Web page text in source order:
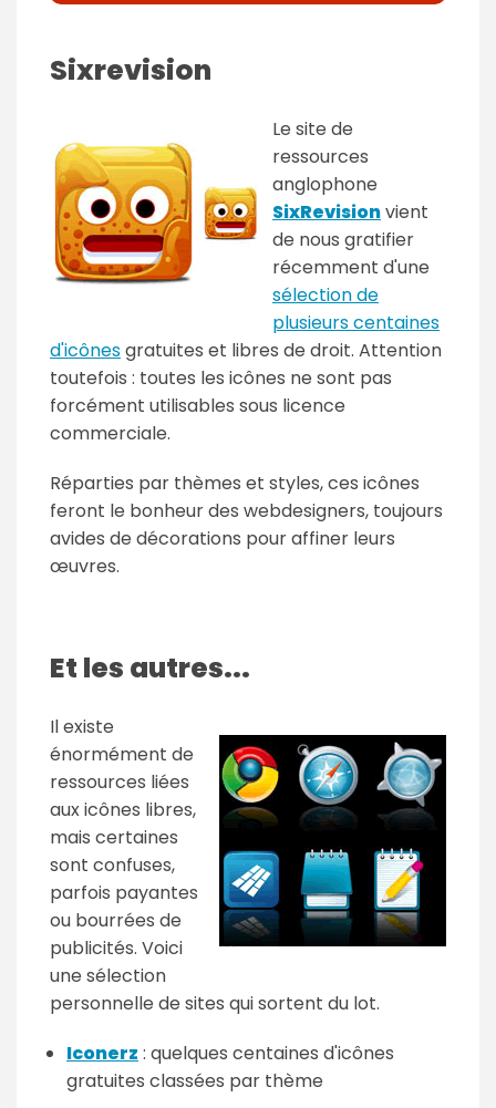
Sixrevision
Le site de
ressources
anglophone
SixRevisionvient
de nous gratifier
récemment d'une
sélection de
plusieurs centaines
d'icônesgratuites et libres de droit. Attention
toutefois : toutes les icônes ne sont pas
forcément utilisables sous licence
commerciale.
Réparties par thèmes et styles, ces icônes
feront le bonheur des webdesigners, toujours
avides de décorations pour affiner leurs
œuvres.
Et les autres...
Il existe
énormément de
ressources liées
aux icônes libres,
mais certaines
sont confuses,
parfois payantes
ou bourrées de
publicités. Voici
une sélection
personnelle de sites qui sortent du lot.
Iconerz : quelques centaines d'icônes
gratuites classées par thème